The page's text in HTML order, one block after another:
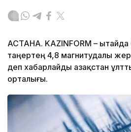
АСТАНА. KAZINFORM – Қытайда
таңертең 4,8 магнитудалы жер
деп хабарлайды Қазақстан
орталығы.